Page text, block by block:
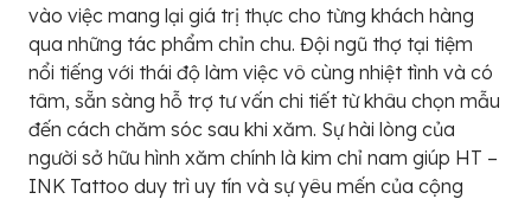
vào việc mang lại giá trị thực cho từng khách hàng
qua những tác phẩm chỉn chu. Đội ngũ thợ tại tiệm
nổi tiếng với thái độ làm việc vô cùng nhiệt tình và có
tâm, sẵn sàng hỗ trợ tư vấn chi tiết từ khâu chọn mẫu
đến cách chăm sóc sau khi xăm. Sự hài lòng của
người sở hữu hình xăm chính là kim chỉ nam giúp HT –
INK Tattoo duy trì uy tín và sự yêu mến của cộng